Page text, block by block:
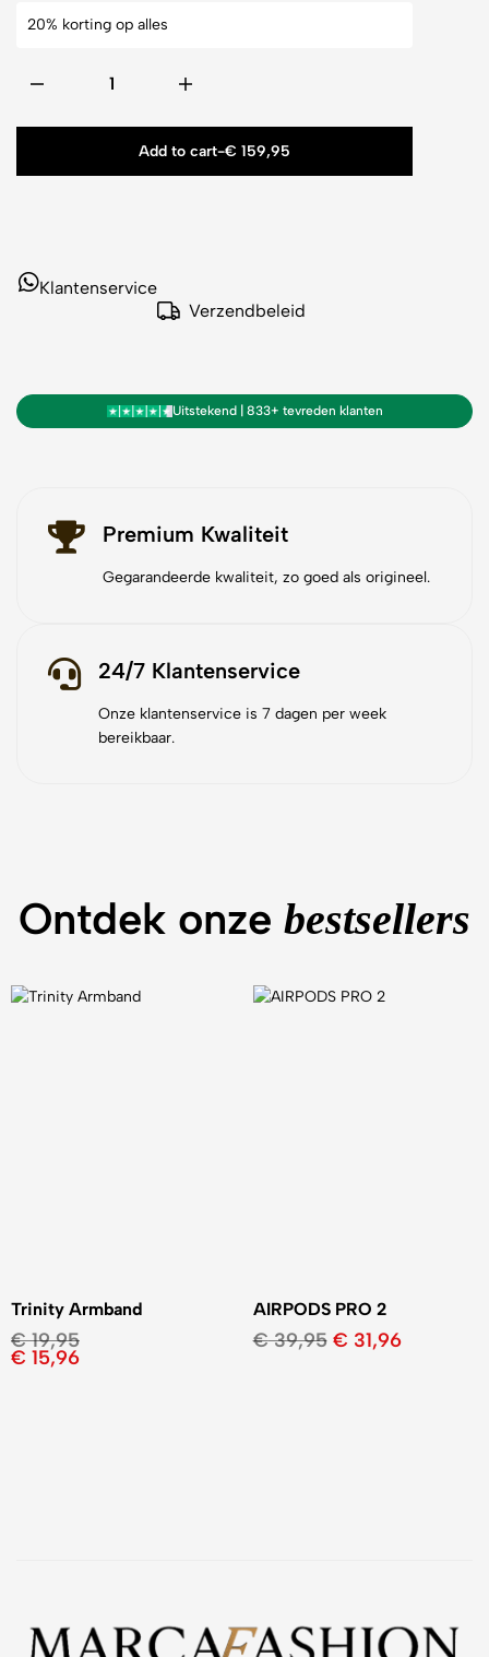
20% korting op alles
Add to cart-€ 159,95
Klantenservice
Verzendbeleid
Uitstekend | 833+ tevreden klanten
Premium Kwaliteit
Gegarandeerde kwaliteit, zo goed als origineel.
24/7 Klantenservice
Onze klantenservice is 7 dagen per week
bereikbaar.
Ontdek onze bestsellers
Trinity Armband
€19,95
€ 15,96
AIRPODS PRO 2
€39,95 € 31,96